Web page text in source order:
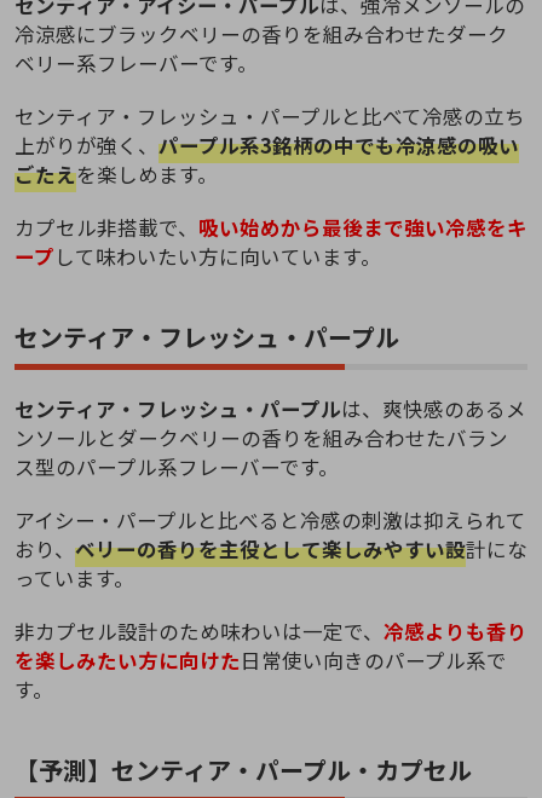
冷涼感にブラックベリーの香りを組み合わせたダーク
ベリー系フレーバーです。
センティア・フレッシュ・パープルと比べて冷感の立ち
上がりが強く、 パープル系3銘柄の中でも冷涼感の吸い
ごたえを楽しめます。
カプセル非搭載で、 吸い始めから最後まで強い冷感をキ
ープ して味わいたい方に向いています。
センティア・フレッシュ・パープル
センティア・フレッシュ・パープルは、爽快感のあるメ
ンソールとダークベリーの香りを組み合わせたバラン
ス型のパープル系フレーバーです。
アイシー・パープルと比べると冷感の刺激は抑えられて
おり、 ベリーの香りを主役として楽しみやすい設計にな
っています。
非カプセル設計のため味わいは一定で、 冷感よりも香り
を楽しみたい方に向けた日常使い向きのパープル系で
す。
【予測】センティア・パープル・カプセル